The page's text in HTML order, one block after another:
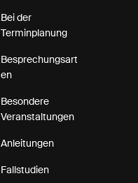
Bei der
Terminplanung
Besprechungsart
en
Besondere
Veranstaltungen
Anleitungen
Fallstudien